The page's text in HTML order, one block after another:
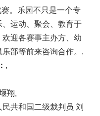
。乐园不只是一个专
、运动、聚会、教育于
迎各赛事主办方、幼
部等前来咨询合作。 ,
： ,
翔,
民共和国二级裁判员 刘